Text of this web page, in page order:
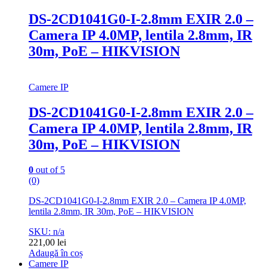
DS-2CD1041G0-I-2.8mm EXIR 2.0 –
Camera IP 4.0MP, lentila 2.8mm, IR
30m, PoE – HIKVISION
Camere IP
DS-2CD1041G0-I-2.8mm EXIR 2.0 –
Camera IP 4.0MP, lentila 2.8mm, IR
30m, PoE – HIKVISION
0 out of 5
(0)
DS-2CD1041G0-I-2.8mm EXIR 2.0 – Camera IP 4.0MP,
lentila 2.8mm, IR 30m, PoE – HIKVISION
SKU: n/a
221,00 lei
Adaugă în coș
Camere IP